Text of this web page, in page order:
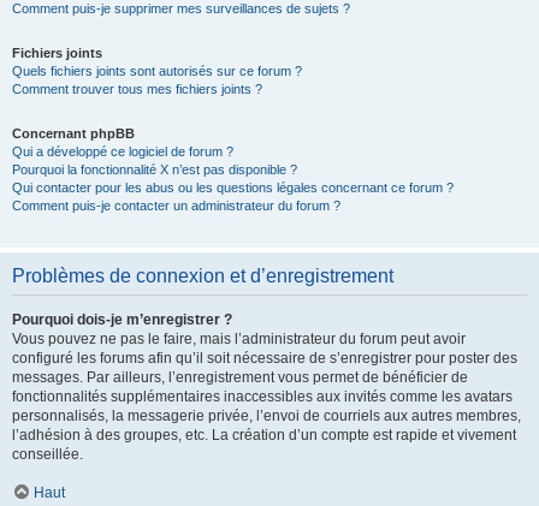
Comment puis-je supprimer mes surveillances de sujets ?
Fichiers joints
Quels fichiers joints sont autorisés sur ce forum ?
Comment trouver tous mes fichiers joints ?
Concernant phpBB
Qui a développé ce logiciel de forum ?
Pourquoi la fonctionnalité X n’est pas disponible ?
Qui contacter pour les abus ou les questions légales concernant ce forum ?
Comment puis-je contacter un administrateur du forum ?
Problèmes de connexion et d’enregistrement
Pourquoi dois-je m’enregistrer ?
Vous pouvez ne pas le faire, mais l’administrateur du forum peut avoir
configuré les forums afin qu’il soit nécessaire de s’enregistrer pour poster des
messages. Par ailleurs, l’enregistrement vous permet de bénéficier de
fonctionnalités supplémentaires inaccessibles aux invités comme les avatars
personnalisés, la messagerie privée, l’envoi de courriels aux autres membres,
l’adhésion à des groupes, etc. La création d’un compte est rapide et vivement
conseillée.
Haut